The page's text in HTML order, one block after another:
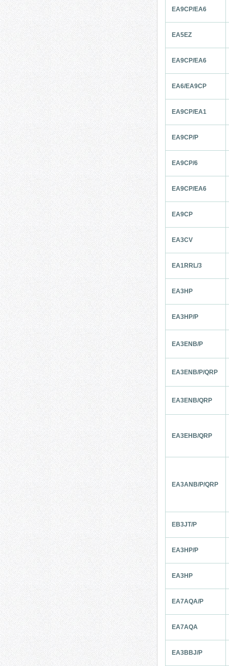
EA9CP/EA6
EA5EZ
EA9CP/EA6
EA6/EA9CP
EA9CP/EA1
EA9CP/P
EA9CP/6
EA9CP/EA6
EA9CP
EA3CV
EA1RRL/3
EA3HP
EA3HP/P
EA3ENB/P
EA3ENB/P/QRP
EA3ENB/QRP
EA3EHB/QRP
EA3ANB/P/QRP
EB3JT/P
EA3HP/P
EA3HP
EA7AQA/P
EA7AQA
EA3BBJ/P